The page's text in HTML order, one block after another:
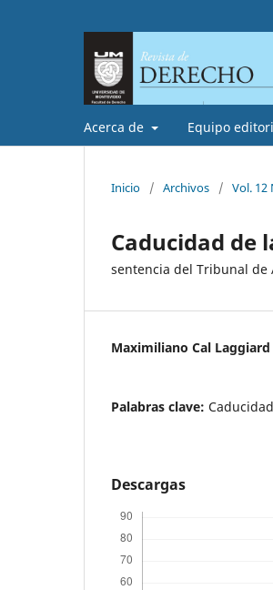
Acerca de Equipo
Inicio / Archivos / Vol. 12
Caducidad de
sentencia del Tribunal de
Maximiliano Cal Laggiard
Palabras clave:
Descargas